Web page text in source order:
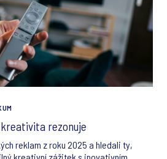
rezonuje
reklam z roku 2025 a hledali ty,